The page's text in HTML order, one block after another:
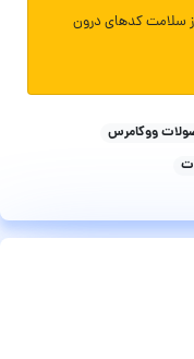
سلامت کدهای درون
ووکامرس